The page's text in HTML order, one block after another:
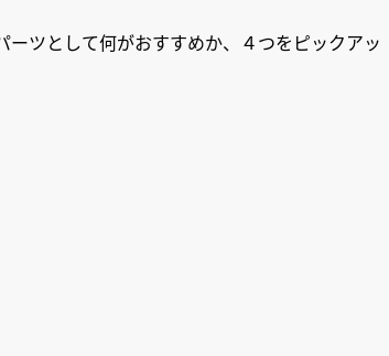
ツとして何がおすすめか、４つをピックアッ